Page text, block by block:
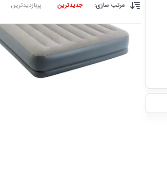
مرتب سازی: جدیدترین پربازدیدترین